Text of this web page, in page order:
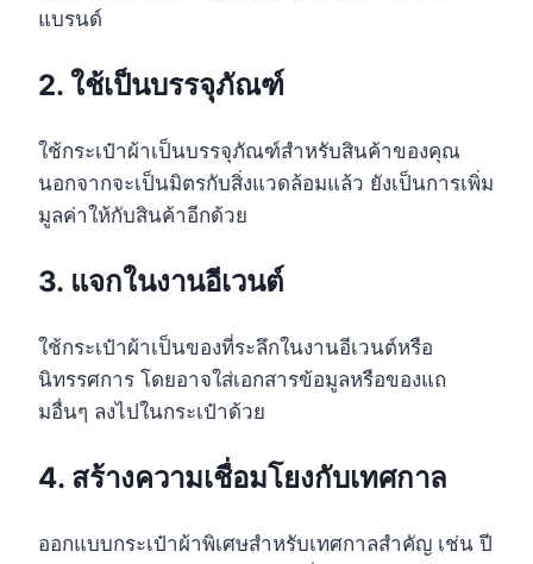
แบรนด์
2. ใช้เป็นบรรจุภัณฑ์
ใช้กระเป๋าผ้าเป็นบรรจุภัณฑ์สำหรับสินค้าของคุณ
นอกจากจะเป็นมิตรกับสิ่งแวดล้อมแล้ว ยังเป็นการเพิ่ม
มูลค่าให้กับสินค้าอีกด้วย
3. แจกในงานอีเวนต์
ใช้กระเป๋าผ้าเป็นของที่ระลึกในงานอีเวนต์หรือ
นิทรรศการ โดยอาจใส่เอกสารข้อมูลหรือของแถ
มอื่นๆ ลงไปในกระเป๋าด้วย
4. สร้างความเชื่อมโยงกับเทศกาล
ออกแบบกระเป๋าผ้าพิเศษสำหรับเทศกาลสำคัญ เช่น ปี